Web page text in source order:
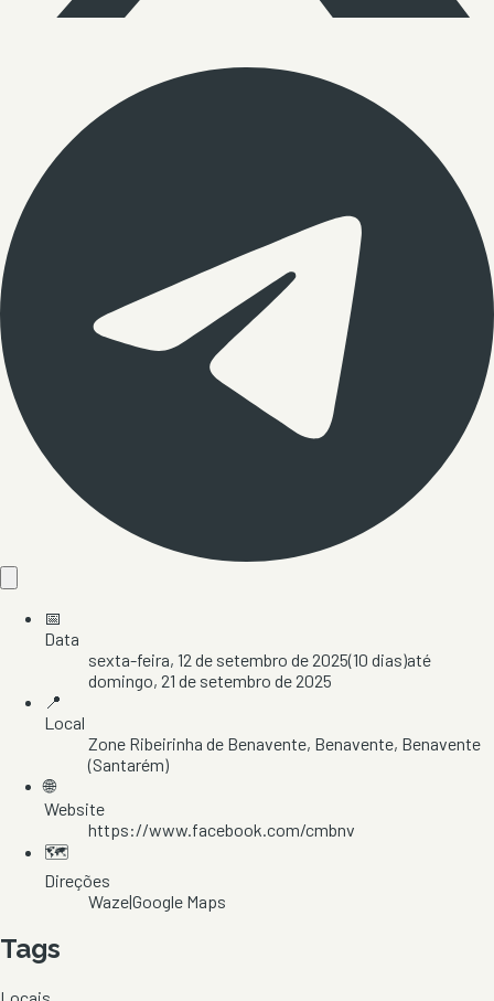
📅
Data
sexta-feira, 12 de setembro de 2025(10 dias)até
domingo, 21 de setembro de 2025
📍
Local
Zone Ribeirinha de Benavente, Benavente, Benavente
(Santarém)
🌐
Website
https://www.facebook.com/cmbnv
🗺️
Direções
Waze|Google Maps
Tags
Locais